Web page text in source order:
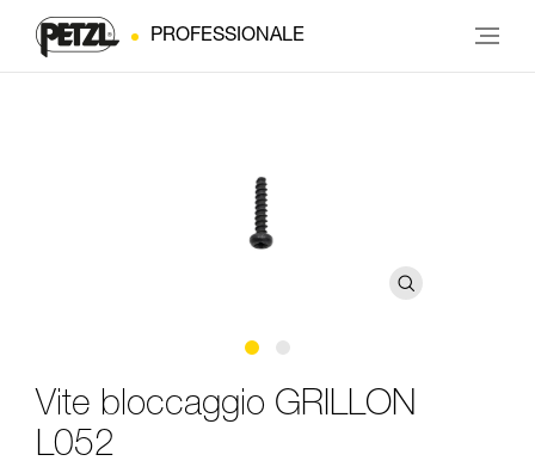
PROFESSIONALE
Vite bloccaggio GRILLON
L052